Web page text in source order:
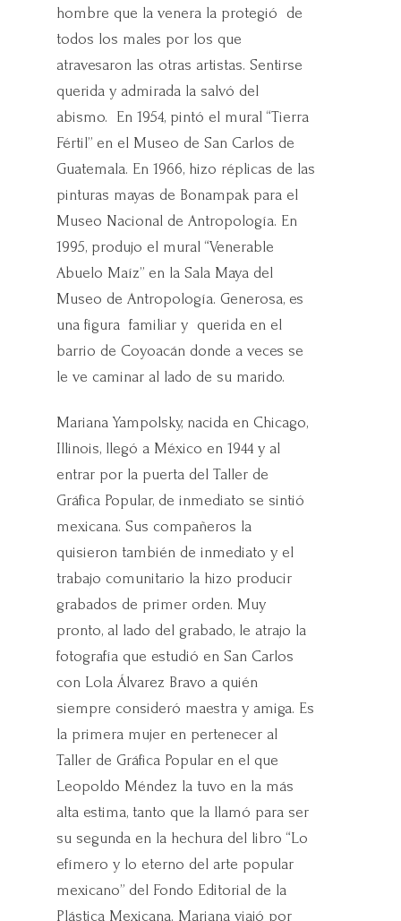
hombre que la venera la protegió de
todos los males por los que
atravesaron las otras artistas. Sentirse
querida y admirada la salvó del
abismo. En 1954, pintó el mural “Tierra
Fértil” en el Museo de San Carlos de
Guatemala. En 1966, hizo réplicas de las
pinturas mayas de Bonampak para el
Museo Nacional de Antropología. En
1995, produjo el mural “Venerable
Abuelo Maíz” en la Sala Maya del
Museo de Antropología. Generosa, es
una figura familiar y querida en el
barrio de Coyoacán donde a veces se
le ve caminar al lado de su marido.
Mariana Yampolsky, nacida en Chicago,
Illinois, llegó a México en 1944 y al
entrar por la puerta del Taller de
Gráfica Popular, de inmediato se sintió
mexicana. Sus compañeros la
quisieron también de inmediato y el
trabajo comunitario la hizo producir
grabados de primer orden. Muy
pronto, al lado del grabado, le atrajo la
fotografía que estudió en San Carlos
con Lola Álvarez Bravo a quién
siempre consideró maestra y amiga. Es
la primera mujer en pertenecer al
Taller de Gráfica Popular en el que
Leopoldo Méndez la tuvo en la más
alta estima, tanto que la llamó para ser
su segunda en la hechura del libro “Lo
efímero y lo eterno del arte popular
mexicano” del Fondo Editorial de la
Plástica Mexicana. Mariana viajó por